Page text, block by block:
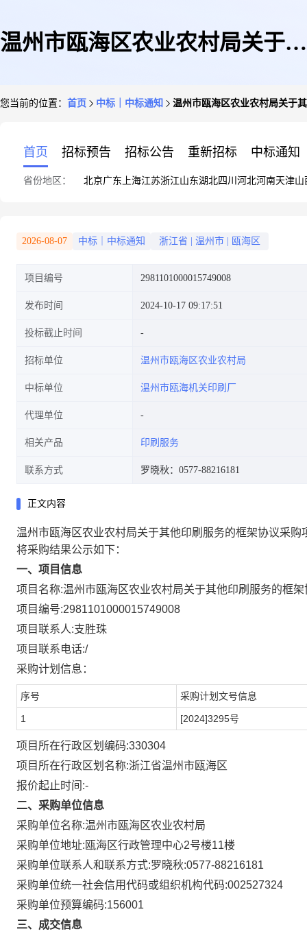
温州市瓯海区农业农村局关于其
您当前的位置： 首页 中标｜中标通知 温州市瓯海区农业农村局关于
首页 招标预告 招标公告 重新招标 中标通知
省份地区： 北京广东 上海江苏浙江山东湖北四川 河北河南天津山
2026-08-07 中标｜中标通知 浙江省 温州市 瓯海区
项目编号 2981101000015749008
发布时间 2024-10-17 09:17:51
投标截止时间
招标单位 温州市瓯海区农业农村局
中标单位 温州市瓯海机关印刷厂
代理单位
相关产品 印刷服务
联系方式 罗晓秋：0577-88216181
正文内容
温州市瓯海区农业农村局关于其他印刷服务的框架协议采购
将采购结果公示如下：
一、项目信息
项目名称:温州市瓯海区农业农村局关于其他印刷服务的框
项目编号:2981101000015749008
项目联系人:支胜珠
项目联系电话:/
采购计划信息：
序号 采购计划文号信息
1 [2024]3295号
项目所在行政区划编码:330304
项目所在行政区划名称:浙江省温州市瓯海区
报价起止时间:-
二、采购单位信息
采购单位名称:温州市瓯海区农业农村局
采购单位地址:瓯海区行政管理中心2号楼11楼
采购单位联系人和联系方式:罗晓秋:0577-88216181
采购单位统一社会信用代码或组织机构代码:002527324
采购单位预算编码:156001
三、成交信息